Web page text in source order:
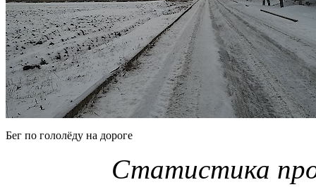
Бег по гололёду на дороге
Статистика